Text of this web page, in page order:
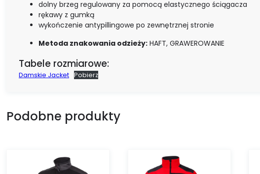
dolny brzeg regulowany za pomocą elastycznego ściągacza
rękawy z gumką
wykończenie antypillingowe po zewnętrznej stronie
Metoda znakowania odzieży: HAFT, GRAWEROWANIE
Tabele rozmiarowe:
Damskie Jacket Pobierz
Podobne produkty